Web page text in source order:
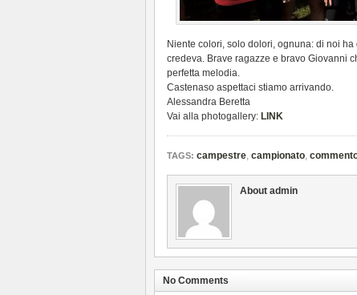
Niente colori, solo dolori, ognuna: di noi
credeva. Brave ragazze e bravo Giovanni
perfetta melodia.
Castenaso aspettaci stiamo arrivando.
Alessandra Beretta
Vai alla photogallery: LINK
TAGS: campestre, campionato,
About admin
No Comments